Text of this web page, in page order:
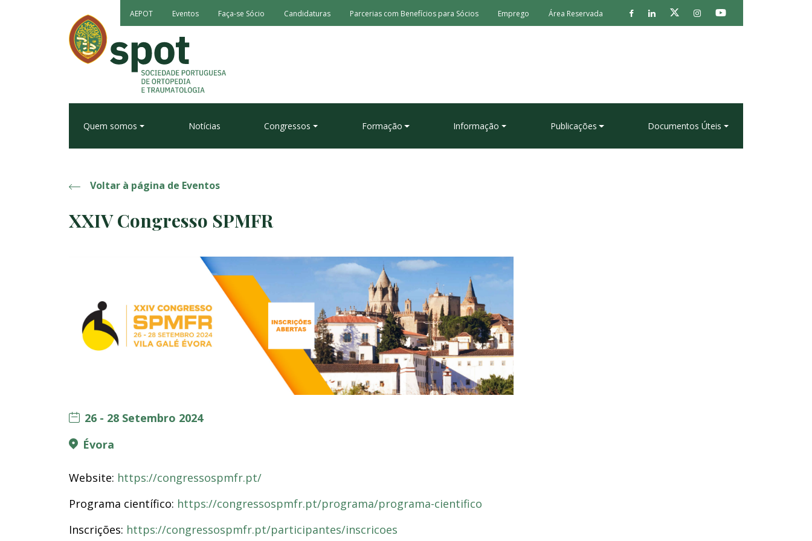
AEPOT Eventos Faça-se Sócio Candidaturas Parcerias com Benefícios para Sócios Emprego Área Reservada
Quem somos Notícias Congressos Formação Informação Publicações Documentos Úteis
Voltar à página de Eventos
XXIV Congresso SPMFR
26 - 28 Setembro 2024
Évora
Website: https://congressospmfr.pt/
Programa científico: https://congressospmfr.pt/programa/programa-cientifico
Inscrições: https://congressospmfr.pt/participantes/inscricoes